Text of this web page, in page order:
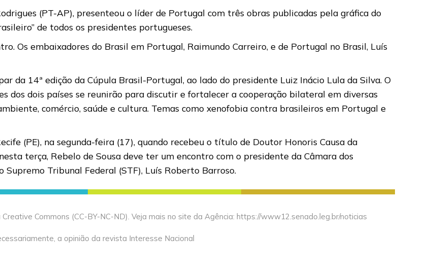
(PT-AP), presenteou o líder de Portugal com três obras publicadas pela gráfica do
de todos os presidentes portugueses.
Os embaixadores do Brasil em Portugal, Raimundo Carreiro, e de Portugal no Brasil, Luís
da 14ª edição da Cúpula Brasil-Portugal, ao lado do presidente Luiz Inácio Lula da Silva. O
dos dois países se reunirão para discutir e fortalecer a cooperação bilateral em diversas
comércio, saúde e cultura. Temas como xenofobia contra brasileiros em Portugal e
(PE), na segunda-feira (17), quando recebeu o título de Doutor Honoris Causa da
terça, Rebelo de Sousa deve ter um encontro com o presidente da Câmara dos
Tribunal Federal (STF), Luís Roberto Barroso.
Commons (CC-BY-NC-ND). Veja mais no site da Agência: https://www12.senado.leg.br/noticias
a opinião da revista Interesse Nacional